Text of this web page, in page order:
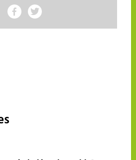
Share on Facebook
Share on Twitter